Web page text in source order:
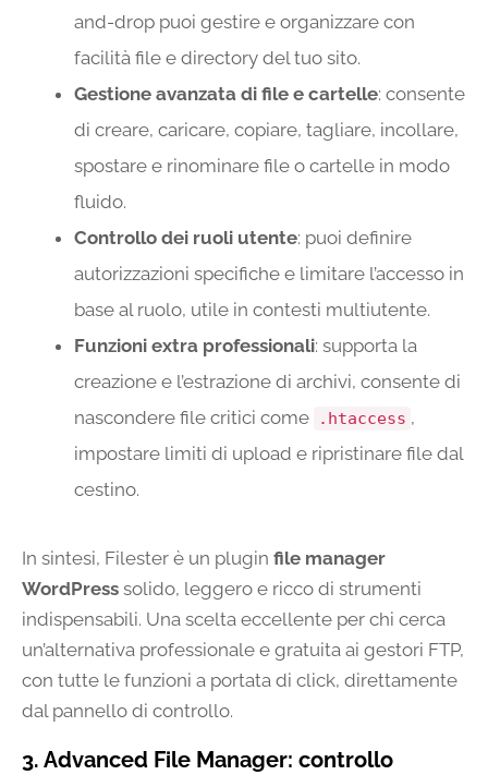
and-drop puoi gestire e organizzare con
facilità file e directory del tuo sito.
Gestione avanzata di file e cartelle: consente
di creare, caricare, copiare, tagliare, incollare,
spostare e rinominare file o cartelle in modo
fluido.
Controllo dei ruoli utente: puoi definire
autorizzazioni specifiche e limitare l’accesso in
base al ruolo, utile in contesti multiutente.
Funzioni extra professionali: supporta la
creazione e l’estrazione di archivi, consente di
nascondere file critici come
.htaccess ,
impostare limiti di upload e ripristinare file dal
cestino.
In sintesi, Filester è un plugin file manager
WordPress solido, leggero e ricco di strumenti
indispensabili. Una scelta eccellente per chi cerca
un’alternativa professionale e gratuita ai gestori FTP,
con tutte le funzioni a portata di click, direttamente
dal pannello di controllo.
3. Advanced File Manager: controllo